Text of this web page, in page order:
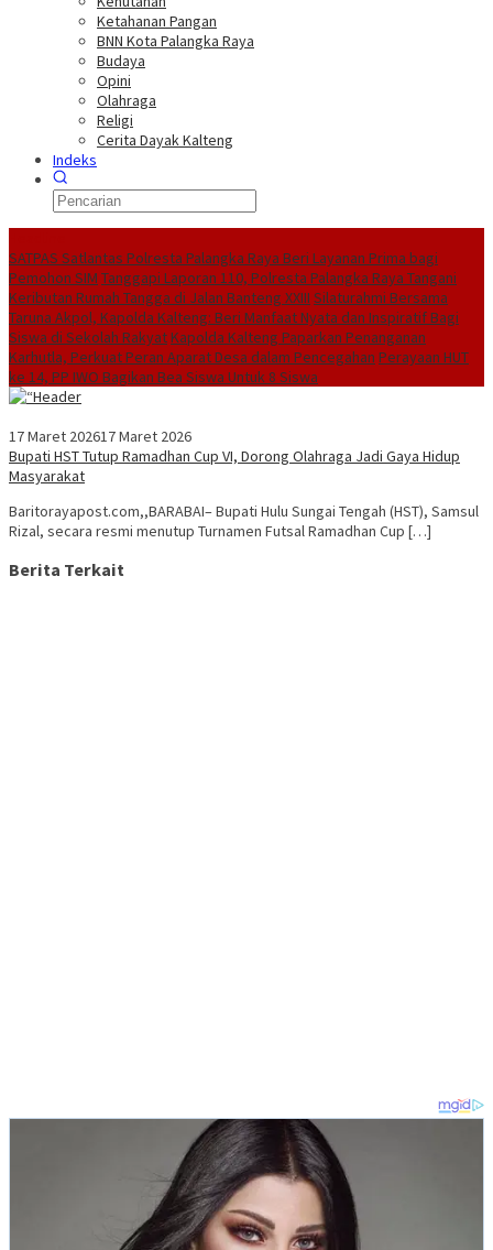
Ketahanan Pangan
BNN Kota Palangka Raya
Budaya
Opini
Olahraga
Religi
Cerita Dayak Kalteng
Indeks
SATPAS Satlantas Polresta Palangka Raya Beri Layanan Prima bagi
Pemohon SIM Tanggapi Laporan 110, Polresta Palangka Raya Tangani
Keributan Rumah Tangga di Jalan Banteng XXIII Silaturahmi Bersama
Taruna Akpol, Kapolda Kalteng: Beri Manfaat Nyata dan Inspiratif Bagi
Siswa di Sekolah RakyatKapolda Kalteng Paparkan Penanganan
Karhutla, Perkuat Peran Aparat Desa dalam Pencegahan Perayaan HUT
ke 14, PP IWO Bagikan Bea Siswa Untuk 8 Siswa
17 Maret 202617 Maret 2026
Bupati HST Tutup Ramadhan Cup VI, Dorong Olahraga Jadi Gaya Hidup
Masyarakat
Baritorayapost.com,,BARABAI– Bupati Hulu Sungai Tengah (HST), Samsul
Rizal, secara resmi menutup Turnamen Futsal Ramadhan Cup […]
Berita Terkait